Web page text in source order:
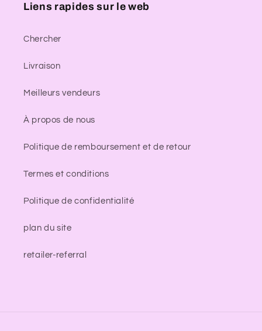
Liens rapides sur le web
Chercher
Livraison
Meilleurs vendeurs
À propos de nous
Politique de remboursement et de retour
Termes et conditions
Politique de confidentialité
plan du site
retailer-referral